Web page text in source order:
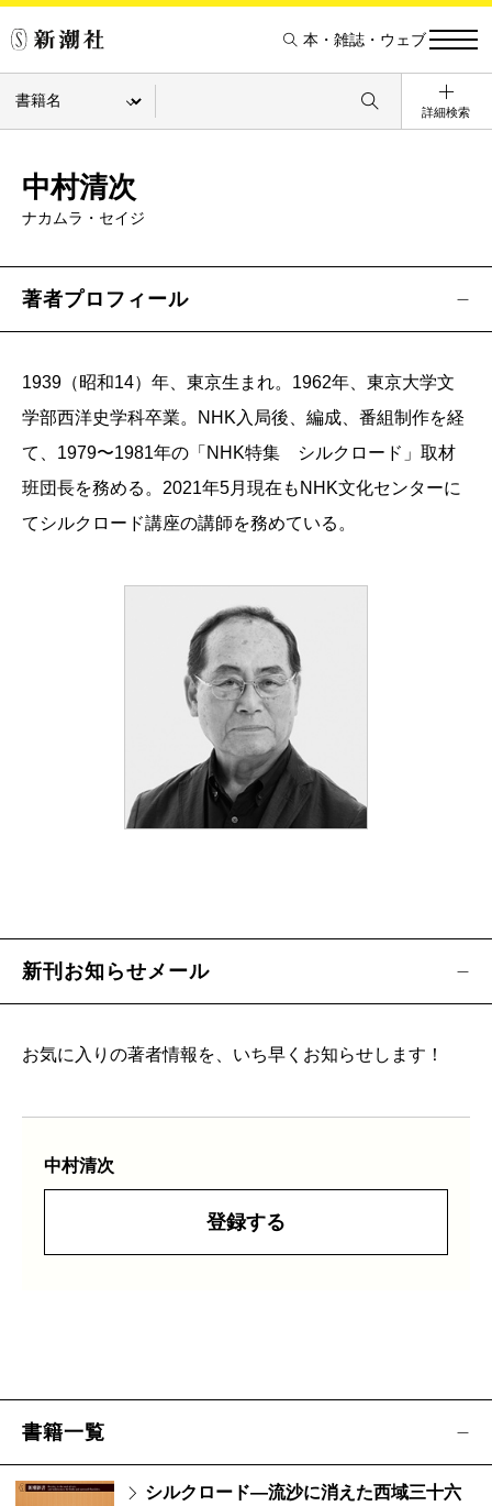
本・雑誌・ウェブ
詳細検索
中村清次
ナカムラ・セイジ
著者プロフィール
1939（昭和14）年、東京生まれ。1962年、東京大学文
学部西洋史学科卒業。NHK入局後、編成、番組制作を経
て、1979〜1981年の「NHK特集 シルクロード」取材
班団長を務める。2021年5月現在もNHK文化センターに
てシルクロード講座の講師を務めている。
新刊お知らせメール
お気に入りの著者情報を、いち早くお知らせします！
中村清次
登録する
書籍一覧
シルクロード―流沙に消えた西域三十六